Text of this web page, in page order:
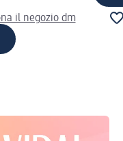
il negozio dm